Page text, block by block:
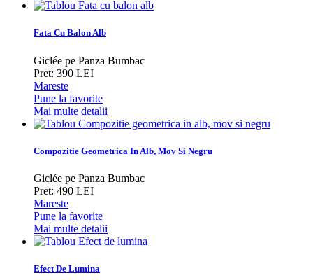
Fata Cu Balon Alb
Giclée pe Panza Bumbac
Pret: 390 LEI
Mareste
Pune la favorite
Mai multe detalii
Compozitie Geometrica In Alb, Mov Si Negru
Giclée pe Panza Bumbac
Pret: 490 LEI
Mareste
Pune la favorite
Mai multe detalii
Efect De Lumina